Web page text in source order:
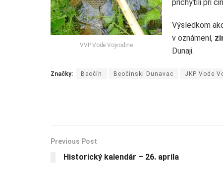
VVP Vode Vojvodine
prichytili pri
Výsledkom
v oznámení,
Dunaji.
Značky: Beočín Beočinski Dunavac JKP Vode
Previous Post
Historický kalendár – 26. apríla